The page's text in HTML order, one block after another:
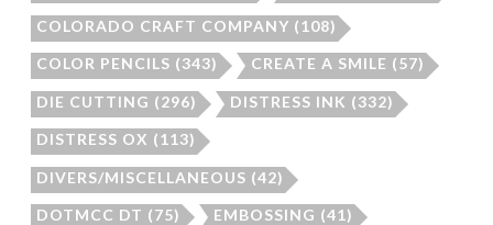
COLORADO CRAFT COMPANY (108)
COLOR PENCILS (343) CREATE A SMILE (57)
DIE CUTTING (296) DISTRESS INK (332)
DISTRESS OX (113)
DIVERS/MISCELLANEOUS (42)
DOTMCC DT (75) EMBOSSING (41)